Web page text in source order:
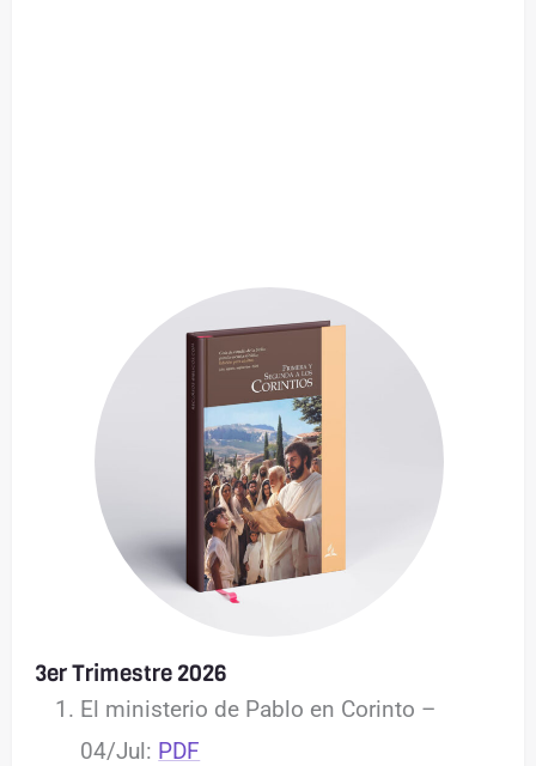
3er Trimestre 2026
El ministerio de Pablo en Corinto –
04/Jul: PDF